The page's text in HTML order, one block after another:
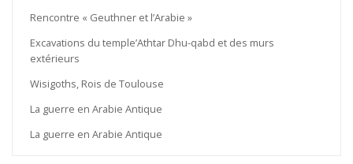
Rencontre « Geuthner et l’Arabie »
Excavations du temple’Athtar Dhu-qabd et des murs
extérieurs
Wisigoths, Rois de Toulouse
La guerre en Arabie Antique
La guerre en Arabie Antique